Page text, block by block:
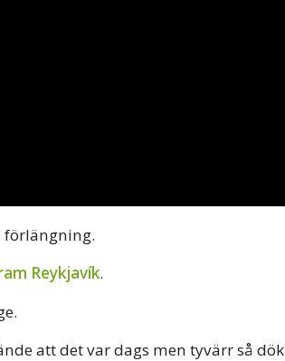
förlängning.
Reykjavík.
att det var dags men tyvärr så dök